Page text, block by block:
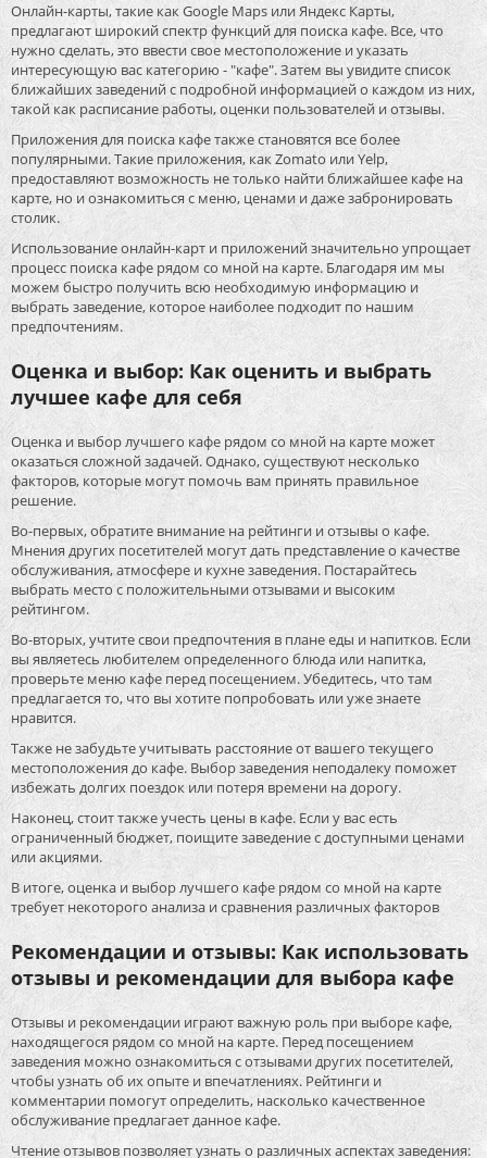
Онлайн-карты, такие как Google Maps или Яндекс Карты,
предлагают широкий спектр функций для поиска кафе. Все, что
нужно сделать, это ввести свое местоположение и указать
интересующую вас категорию - "кафе". Затем вы увидите список
ближайших заведений с подробной информацией о каждом из них,
такой как расписание работы, оценки пользователей и отзывы.
Приложения для поиска кафе также становятся все более
популярными. Такие приложения, как Zomato или Yelp,
предоставляют возможность не только найти ближайшее кафе на
карте, но и ознакомиться с меню, ценами и даже забронировать
столик.
Использование онлайн-карт и приложений значительно упрощает
процесс поиска кафе рядом со мной на карте. Благодаря им мы
можем быстро получить всю необходимую информацию и
выбрать заведение, которое наиболее подходит по нашим
предпочтениям.
Оценка и выбор: Как оценить и выбрать
лучшее кафе для себя
Оценка и выбор лучшего кафе рядом со мной на карте может
оказаться сложной задачей. Однако, существуют несколько
факторов, которые могут помочь вам принять правильное
решение.
Во-первых, обратите внимание на рейтинги и отзывы о кафе.
Мнения других посетителей могут дать представление о качестве
обслуживания, атмосфере и кухне заведения. Постарайтесь
выбрать место с положительными отзывами и высоким
рейтингом.
Во-вторых, учтите свои предпочтения в плане еды и напитков. Если
вы являетесь любителем определенного блюда или напитка,
проверьте меню кафе перед посещением. Убедитесь, что там
предлагается то, что вы хотите попробовать или уже знаете
нравится.
Также не забудьте учитывать расстояние от вашего текущего
местоположения до кафе. Выбор заведения неподалеку поможет
избежать долгих поездок или потеря времени на дорогу.
Наконец, стоит также учесть цены в кафе. Если у вас есть
ограниченный бюджет, поищите заведение с доступными ценами
или акциями.
В итоге, оценка и выбор лучшего кафе рядом со мной на карте
требует некоторого анализа и сравнения различных факторов
Рекомендации и отзывы: Как использовать
отзывы и рекомендации для выбора кафе
Отзывы и рекомендации играют важную роль при выборе кафе,
находящегося рядом со мной на карте. Перед посещением
заведения можно ознакомиться с отзывами других посетителей,
чтобы узнать об их опыте и впечатлениях. Рейтинги и
комментарии помогут определить, насколько качественное
обслуживание предлагает данное кафе.
Чтение отзывов позволяет узнать о различных аспектах заведения: